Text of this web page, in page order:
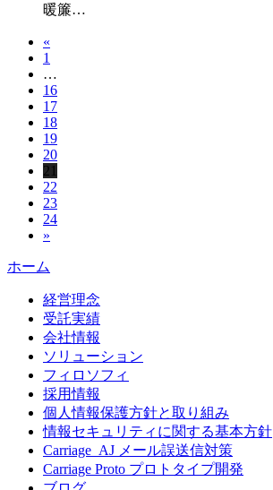
暖簾…
«
1
…
16
17
18
19
20
21
22
23
24
»
ホーム
経営理念
受託実績
会社情報
ソリューション
フィロソフィ
採用情報
個人情報保護方針と取り組み
情報セキュリティに関する基本方針
Carriage_AJ メール誤送信対策
Carriage Proto プロトタイプ開発